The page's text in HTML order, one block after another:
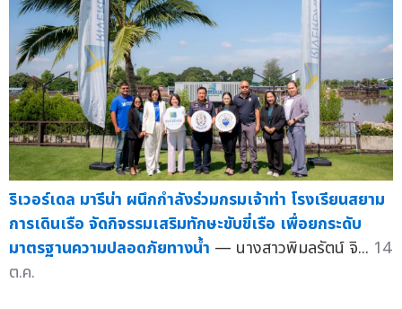
ริเวอร์เดล มารีน่า ผนึกกำลังร่วมกรมเจ้าท่า โรงเรียนสยาม
การเดินเรือ จัดกิจรรมเสริมทักษะขับขี่เรือ เพื่อยกระดับ
มาตรฐานความปลอดภัยทางน้ำ — นางสาวพิมลรัตน์ จิ... 14
ต.ค.